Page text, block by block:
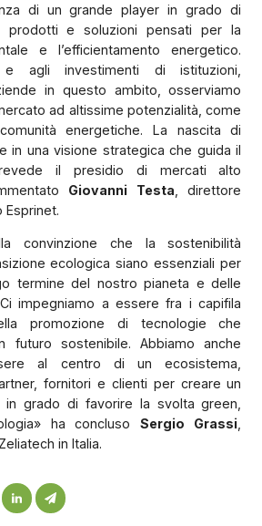
di un grande player in grado di
e soluzioni pensati per la
e l’efficientamento energetico.
agli investimenti di istituzioni,
in questo ambito, osserviamo
ad altissime potenzialità, come
energetiche. La nascita di
in una visione strategica che guida il
il presidio di mercati alto
Giovanni Testa , direttore
Esprinet.
convinzione che la sostenibilità
ecologica siano essenziali per
termine del nostro pianeta e delle
impegniamo a essere fra i capifila
promozione di tecnologie che
futuro sostenibile. Abbiamo anche
al centro di un ecosistema,
fornitori e clienti per creare un
grado di favorire la svolta green,
ha conclusoSergio Grassi
in Italia.